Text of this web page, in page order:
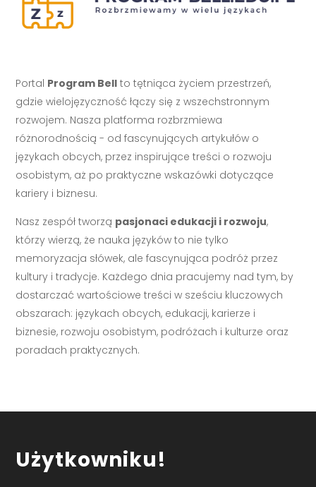
Portal Program Bell to tętniąca życiem przestrzeń,
gdzie wielojęzyczność łączy się z wszechstronnym
rozwojem. Nasza platforma rozbrzmiewa
różnorodnością - od fascynujących artykułów o
językach obcych, przez inspirujące treści o rozwoju
osobistym, aż po praktyczne wskazówki dotyczące
kariery i biznesu.
Nasz zespół tworzą pasjonaci edukacji i rozwoju,
którzy wierzą, że nauka języków to nie tylko
memoryzacja słówek, ale fascynująca podróż przez
kultury i tradycje. Każdego dnia pracujemy nad tym, by
dostarczać wartościowe treści w sześciu kluczowych
obszarach: językach obcych, edukacji, karierze i
biznesie, rozwoju osobistym, podróżach i kulturze oraz
poradach praktycznych.
Użytkowniku!